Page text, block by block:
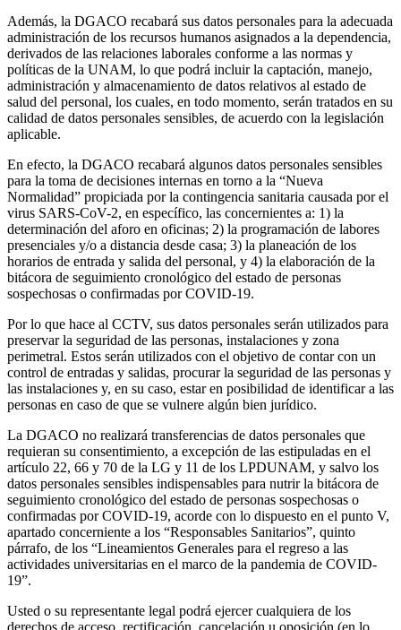
Además, la DGACO recabará sus datos personales para la adecuada
administración de los recursos humanos asignados a la dependencia,
derivados de las relaciones laborales conforme a las normas y
políticas de la UNAM, lo que podrá incluir la captación, manejo,
administración y almacenamiento de datos relativos al estado de
salud del personal, los cuales, en todo momento, serán tratados en su
calidad de datos personales sensibles, de acuerdo con la legislación
aplicable.
En efecto, la DGACO recabará algunos datos personales sensibles
para la toma de decisiones internas en torno a la “Nueva
Normalidad” propiciada por la contingencia sanitaria causada por el
virus SARS-CoV-2, en específico, las concernientes a: 1) la
determinación del aforo en oficinas; 2) la programación de labores
presenciales y/o a distancia desde casa; 3) la planeación de los
horarios de entrada y salida del personal, y 4) la elaboración de la
bitácora de seguimiento cronológico del estado de personas
sospechosas o confirmadas por COVID-19.
Por lo que hace al CCTV, sus datos personales serán utilizados para
preservar la seguridad de las personas, instalaciones y zona
perimetral. Estos serán utilizados con el objetivo de contar con un
control de entradas y salidas, procurar la seguridad de las personas y
las instalaciones y, en su caso, estar en posibilidad de identificar a las
personas en caso de que se vulnere algún bien jurídico.
La DGACO no realizará transferencias de datos personales que
requieran su consentimiento, a excepción de las estipuladas en el
artículo 22, 66 y 70 de la LG y 11 de los LPDUNAM, y salvo los
datos personales sensibles indispensables para nutrir la bitácora de
seguimiento cronológico del estado de personas sospechosas o
confirmadas por COVID-19, acorde con lo dispuesto en el punto V,
apartado concerniente a los “Responsables Sanitarios”, quinto
párrafo, de los “Lineamientos Generales para el regreso a las
actividades universitarias en el marco de la pandemia de COVID-
19”.
Usted o su representante legal podrá ejercer cualquiera de los